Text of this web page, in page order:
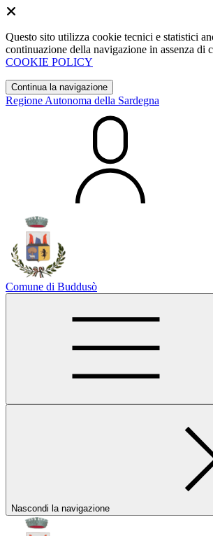
Questo sito utilizza cookie tecnici e statistici
continuazione della navigazione in assenza
COOKIE POLICY
Continua la navigazione
Regione Autonoma della Sardegna
Comune di Buddusò
Nascondi la navigazione